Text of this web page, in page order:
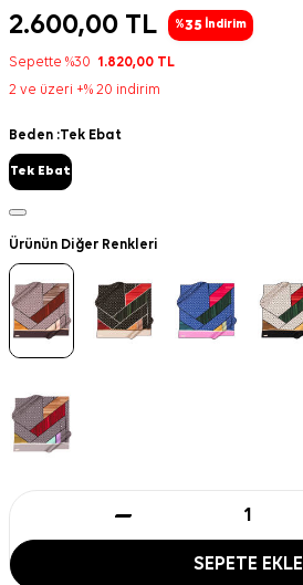
2.600,00 TL %35 İndirim
Sepette %30 1.820,00 TL
2 ve üzeri +% 20 indirim
Beden :Tek Ebat
Tek Ebat
Ürünün Diğer Renkleri
SEPETE EKLE